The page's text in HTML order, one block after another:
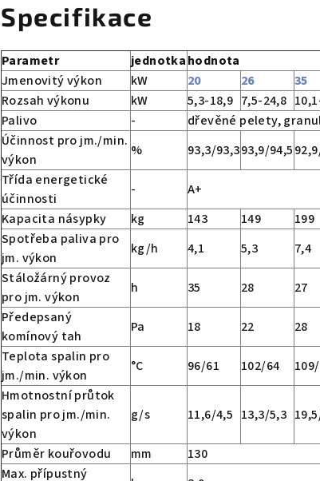
Specifikace
Parametr jednotkahodnota
Jmenovitý výkon
kW 20 26 35
Rozsah výkonu
kW 5,3-18,9 7,5-24,8
Palivo
-
dřevěné pelety,
Účinnost pro jm./min.
výkon
% 93,3/93,393,9/94,5
Třída energetické
účinnosti
-
A+
Kapacita násypky
kg 143 149 199
Spotřeba paliva pro
jm. výkon
kg/h 4,1 5,3 7,4
Stáložárný provoz
pro jm. výkon
h 35 28 27
Předepsaný
komínový tah
Pa 18 22 28
Teplota spalin pro
jm./min. výkon
°C 96/61 102/64
Hmotnostní průtok
spalin pro jm./min.
výkon
g/s 11,6/4,5 13,3/5,3
Průměr kouřovodu mm
130
Max. přípustný